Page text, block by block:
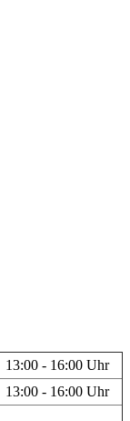
13:00 - 16:00 Uhr
13:00 - 16:00 Uhr